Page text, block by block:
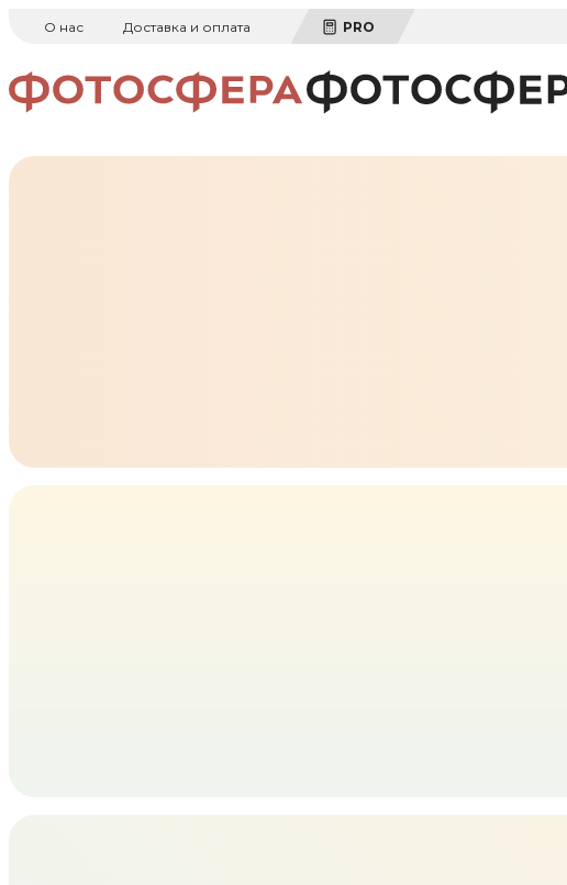
О нас Доставка и оплата PRO